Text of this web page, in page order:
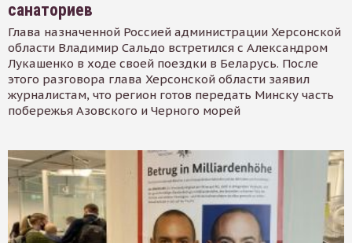
санаториев
Глава назначенной Россией администрации Херсонской
области Владимир Сальдо встретился с Александром
Лукашенко в ходе своей поездки в Беларусь. После
этого разговора глава Херсонской области заявил
журналистам, что регион готов передать Минску часть
побережья Азовского и Черного морей